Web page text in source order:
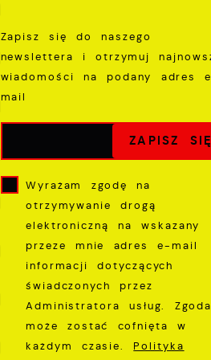
Zapisz się do naszego
newslettera i otrzymuj
wiadomości na podany adres
mail
Wyrażam zgodę na
otrzymywanie drogą
elektroniczną na wskazany
przeze mnie adres e-mail
informacji dotyczących
świadczonych przez
Administratora usług. Zgoda
może zostać cofnięta w
każdym czasie. Polityka